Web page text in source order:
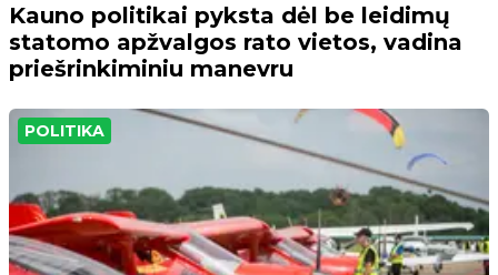
Kauno politikai pyksta dėl be leidimų
statomo apžvalgos rato vietos, vadina
priešrinkiminiu manevru
POLITIKA